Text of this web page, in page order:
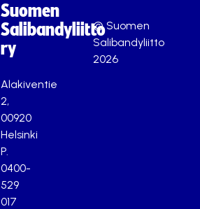
Suomen
Salibandyliitto
ry
Alakiventie
2,
00920
Helsinki
P.
0400-
529
017
© Suomen
Salibandyliitto
2026